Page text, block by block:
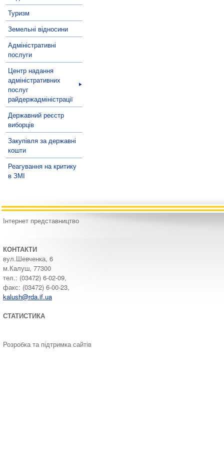
Туризм
Земельні відносини
Адміністративні
послуги
Центр надання
адміністративних
послуг
райдержадміністрації
Державний реєстр
виборців
Закупівля за державні
кошти
Реагування на критику
в ЗМІ
Інтернет представництво
КОНТАКТИ
вул.Шевченка, 6
м.Калуш, 77300
тел.: (03472) 6-02-09,
факс: (03472) 6-00-23,
kalush@rda.if.ua
СТАТИСТИКА
Розробка та підтримка сайтів